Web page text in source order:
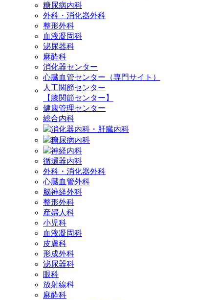
糖尿病内科
外科・消化器外科
整形外科
血液凝固科
泌尿器科
麻酔科
消化器センター
心臓血管センター（専門サイト）
人工関節センター
【膝関節センター】
健康管理センター
総合内科
消化器内科・肝臓内科
糖尿病内科
神経内科
循環器内科
外科・消化器外科
心臓血管外科
脳神経外科
整形外科
産婦人科
小児科
血液凝固科
皮膚科
形成外科
泌尿器科
眼科
放射線科
麻酔科